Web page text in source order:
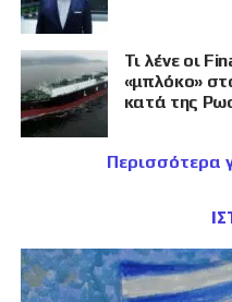
Τι λένε οι
«μπλόκο»
κατά της
Περισσότερα